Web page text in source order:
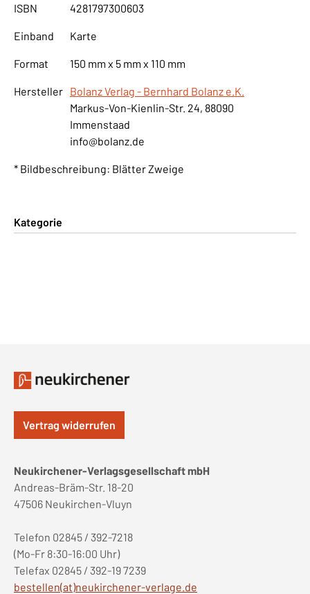
ISBN 4281797300603
Einband Karte
Format 150 mm x 5 mm x 110 mm
Hersteller Bolanz Verlag - Bernhard Bolanz e.K.
Markus-Von-Kienlin-Str. 24, 88090
Immenstaad
info@bolanz.de
* Bildbeschreibung: Blätter Zweige
Kategorie
Vertrag widerrufen
Neukirchener-Verlagsgesellschaft mbH
Andreas-Bräm-Str. 18-20
47506 Neukirchen-Vluyn
Telefon 02845 / 392-7218
(Mo-Fr 8:30-16:00 Uhr)
Telefax 02845 / 392-19 7239
bestellen(at)neukirchener-verlage.de